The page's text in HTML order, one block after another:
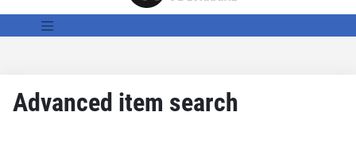
Advanced item search